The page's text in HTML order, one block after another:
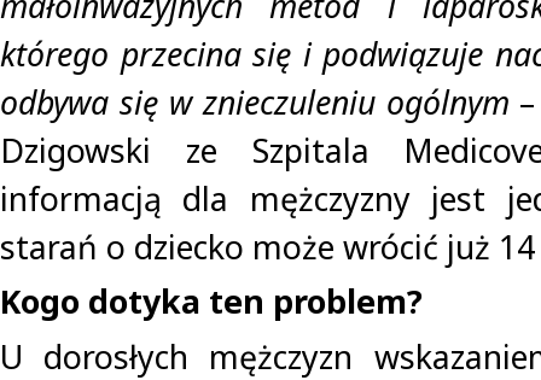
którego przecina się i podwiązuje
odbywa się w znieczuleniu ogólnym
Dzigowski ze Szpitala
informacją dla mężczyzny jest
starań o dziecko może wrócić już
Kogo dotyka ten problem?
U dorosłych mężczyzn